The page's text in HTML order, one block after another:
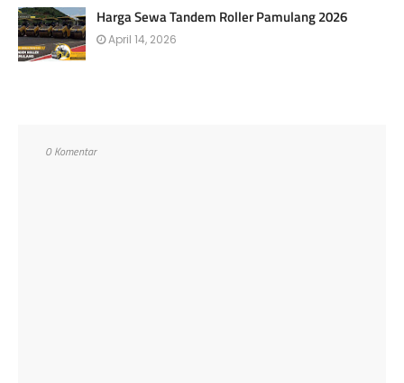
Harga Sewa Tandem Roller Pamulang 2026
April 14, 2026
0 Komentar